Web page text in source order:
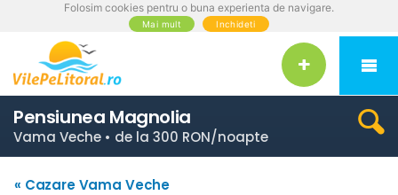
Folosim cookies pentru o buna experienta de navigare.
Mai mult Inchideti
Pensiunea Magnolia
Vama Veche • de la 300 RON/noapte
« Cazare Vama Veche